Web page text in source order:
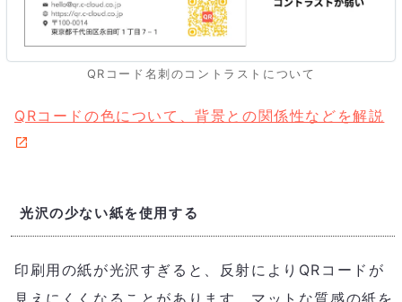
QRコード名刺のコントラストについて
QRコードの色について、背景との関係性などを解説
光沢の少ない紙を使用する
印刷用の紙が光沢すぎると、反射によりQRコードが
見えにくくなることがあります。マットな質感の紙を